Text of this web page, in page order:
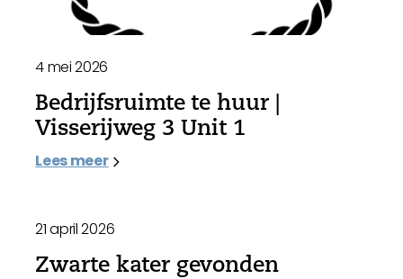
4 mei 2026
Bedrijfsruimte te huur |
Visserijweg 3 Unit 1
Lees meer
21 april 2026
Zwarte kater gevonden